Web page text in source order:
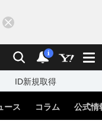
検索 通知
i
ID新規取得
ース コラム 公式情